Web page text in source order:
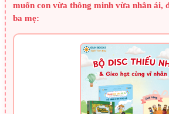
muốn con vừa thông minh vừa nhân ái,
ba mẹ: